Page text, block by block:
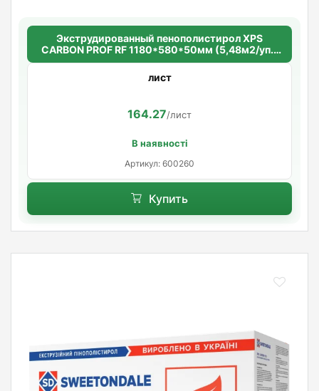
Экструдированный пенополистирол XPS
CARBON PROF RF 1180*580*50мм (5,48м2/уп.)
(8шт/уп.)
лист
164.27/лист
В наявності
Артикул: 600260
Купить